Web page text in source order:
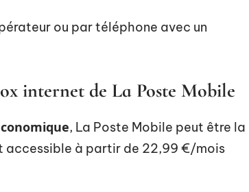
ou par téléphone avec un
internet de La Poste Mobile
, La Poste Mobile peut être la
accessible à partir de 22,99 €/mois